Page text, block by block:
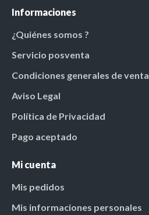
Informaciones
¿Quiénes somos ?
Servicio posventa
Condiciones generales de venta
Aviso Legal
Política de Privacidad
Pago aceptado
Mi cuenta
Mis pedidos
Mis informaciones personales